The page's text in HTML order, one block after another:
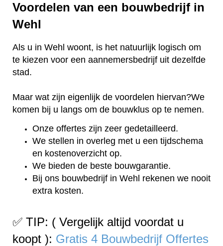
Voordelen van een bouwbedrijf in
Wehl
Als u in Wehl woont, is het natuurlijk logisch om
te kiezen voor een aannemersbedrijf uit dezelfde
stad.
Maar wat zijn eigenlijk de voordelen hiervan?We
komen bij u langs om de bouwklus op te nemen.
Onze offertes zijn zeer gedetailleerd.
We stellen in overleg met u een tijdschema
en kostenoverzicht op.
We bieden de beste bouwgarantie.
Bij ons bouwbedrijf in Wehl rekenen we nooit
extra kosten.
✅ TIP: ( Vergelijk altijd voordat u
koopt ): Gratis 4 Bouwbedrijf Offertes